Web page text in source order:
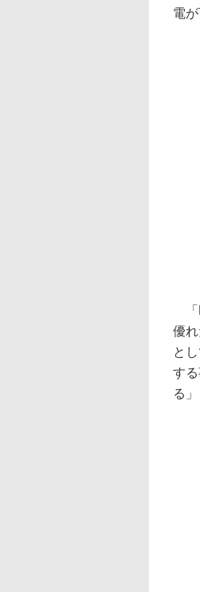
電
「
優
と
す
る